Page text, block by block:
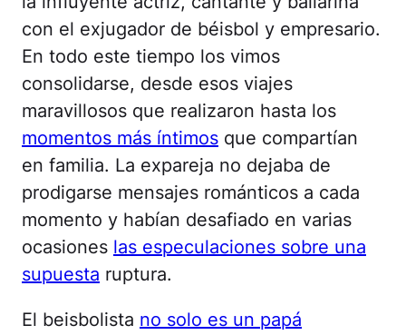
con el exjugador de béisbol y empresario.
En todo este tiempo los vimos
consolidarse, desde esos viajes
maravillosos que realizaron hasta los
momentos más íntimos que compartían
en familia. La expareja no dejaba de
prodigarse mensajes románticos a cada
momento y habían desafiado en varias
ocasiones las especulaciones sobre una
supuesta ruptura.
El beisbolista no solo es un papá